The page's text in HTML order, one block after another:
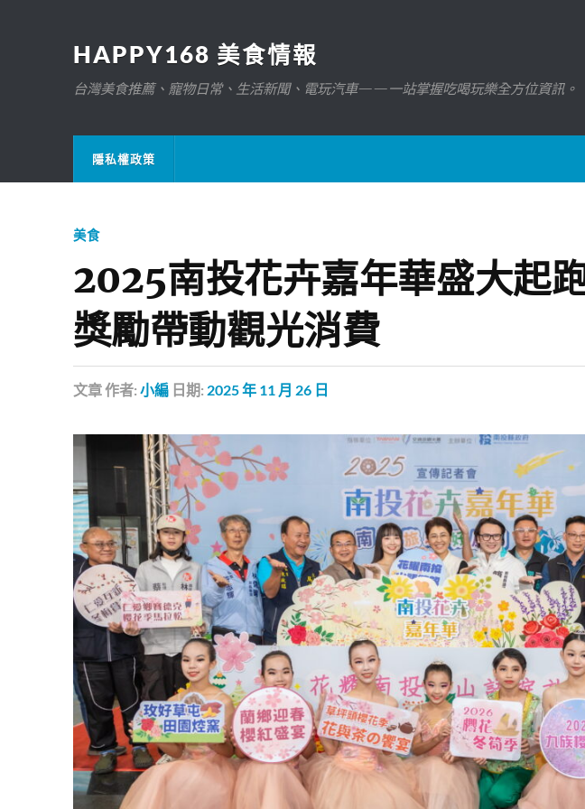
HAPPY168 美食情報
台灣美食推薦、寵物日常、生活新聞、電玩汽車——一站掌握吃喝玩樂全方位資訊。
隱私權政策
美食
2025南投花卉嘉年華盛大起
獎勵帶動觀光消費
文章作者: 小編 日期: 2025 年 11 月 26 日